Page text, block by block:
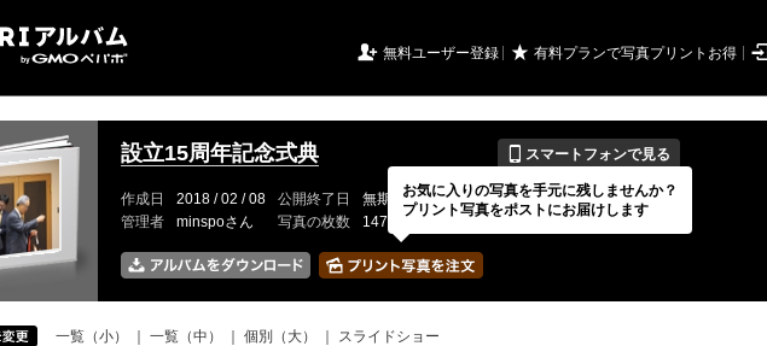
 無料ユーザー登録 ★ 有料プランで写真プリントお得
設立15周年記念式典 📱 スマートフォンで見る
作成日 2018 / 02 / 08 公開終了日 無期限 イベントの期間
---
管理者
minspoさん 写真の枚数 147 / 150枚
一覧（小） 一覧（中） 個別（大）
スライドショー
お気に入りの写真を手元に残しませんか？
プリント写真をポストにお届けします